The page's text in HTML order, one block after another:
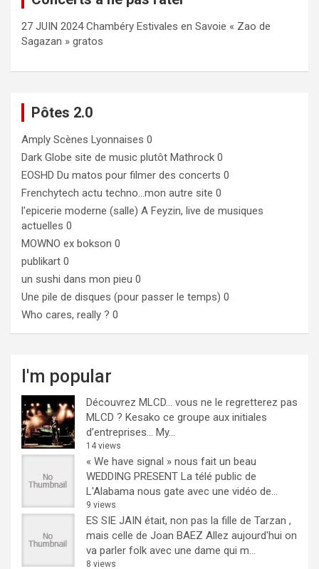
27 JUIN 2024 Chambéry Estivales en Savoie « Zao de
Sagazan » gratos
Pôtes 2.0
Amply Scènes Lyonnaises 0
Dark Globe site de music plutôt Mathrock 0
EOSHD Du matos pour filmer des concerts 0
Frenchytech actu techno…mon autre site 0
l'epicerie moderne (salle) A Feyzin, live de musiques
actuelles 0
MOWNO ex bokson 0
publikart 0
un sushi dans mon pieu 0
Une pile de disques (pour passer le temps) 0
Who cares, really ? 0
I'm popular
Découvrez MLCD… vous ne le regretterez pas
MLCD ? Kesako ce groupe aux initiales
d’entreprises… My...
14 views
« We have signal » nous fait un beau
WEDDING PRESENT La télé public de
L'Alabama nous gate avec une vidéo de...
9 views
ES SIE JAIN était, non pas la fille de Tarzan ,
mais celle de Joan BAEZ Allez aujourd'hui on
va parler folk avec une dame qui m...
8 views